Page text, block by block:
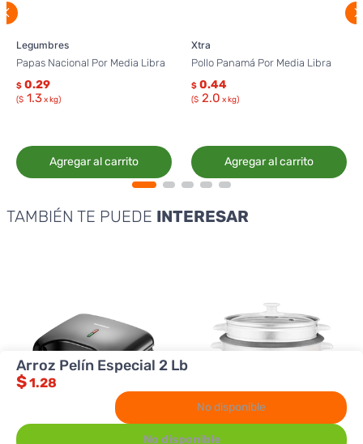
Legumbres
Papas Nacional Por Media Libra
$ 0.29
($ 1.3x kg)
Agregar al carrito
Xtra
Pollo Panamá Por Media Libra
$ 0.44
($ 2.0 x kg)
Agregar al carrito
TAMBIÉN TE PUEDE INTERESAR
Arroz Pelín Especial 2 Lb
$1.28
No disponible
No disponible